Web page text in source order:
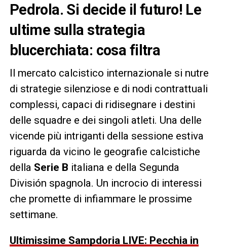
Pedrola. Si decide il futuro! Le
ultime sulla strategia
blucerchiata: cosa filtra
Il mercato calcistico internazionale si nutre
di strategie silenziose e di nodi contrattuali
complessi, capaci di ridisegnare i destini
delle squadre e dei singoli atleti. Una delle
vicende più intriganti della sessione estiva
riguarda da vicino le geografie calcistiche
della Serie B italiana e della Segunda
División spagnola. Un incrocio di interessi
che promette di infiammare le prossime
settimane.
Ultimissime Sampdoria LIVE: Pecchia in